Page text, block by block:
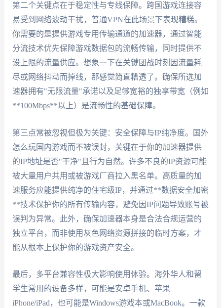
第二个关键点在于稳定性与专线保障。跨国游戏连接容
易受到网络波动干扰，普通VPN在此场景下表现糟糕。
你需要的是提供游戏专用传输通道的加速器，通过智能
分流技术优先保障游戏数据包的流畅传输，同时提供不
设上限的流量供应。想象一下在关键团战时刻因流量耗
尽或网络抖动而掉线，那感觉简直糟透了。确保所选加
速器拥有"无限流量"承诺以及足够宽裕的独享带宽（例如
**100Mbps**以上）是流畅性的基础保障。
第三点常被忽视但极为关键：安全保障与IP纯净度。国外
怎么玩国内游戏而不被误封，关键在于你的加速器提供
的IP地址是否"干净"且行为自然。许多不良的IP资源可能
被大量用户共用或被游戏厂商拉入黑名单。高质量的加
速服务应能提供纯净的住宅级IP，并通过**数据安全加密
**技术保护你的所有传输内容，避免因IP问题导致账号被
误判为异常。此外，确保加速器本身是合法合规运营的
独立平台，而非使用灰色网络资源拼接的临时方案，才
能从根本上保护你的游戏资产安全。
最后，多平台兼容性极大影响使用体验。海外华人和留
学生常用的设备多样，可能是安卓手机、苹果
iPhone/iPad，也可能是Windows游戏本或MacBook。一款